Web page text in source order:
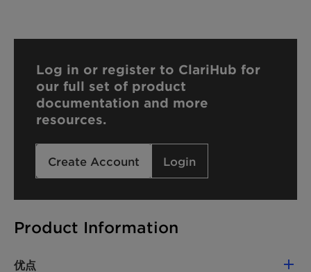
Product Information
优点
Log in or register to ClariHub for
our full set of product
documentation and more
resources.
Create Account Login